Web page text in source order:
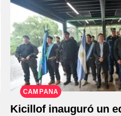
CAMPANA
Kicillof inauguró un